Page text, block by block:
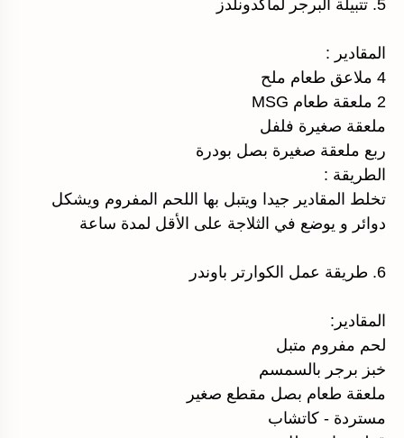
5. تتبيلة البرجر لماكدونلدز
المقادير :
4 ملاعق طعام ملح
2 ملعقة طعام MSG
ملعقة صغيرة فلفل
ربع ملعقة صغيرة بصل بودرة
الطريقة :
تخلط المقادير جيدا ويتبل بها اللحم المفروم ويشكل
دوائر و يوضع في الثلاجة على الأقل لمدة ساعة
6. طريقة عمل الكوارتر باوندر
المقادير:
لحم مفروم متبل
خبز برجر بالسمسم
ملعقة طعام بصل مقطع صغير
مستردة - كاتشاب